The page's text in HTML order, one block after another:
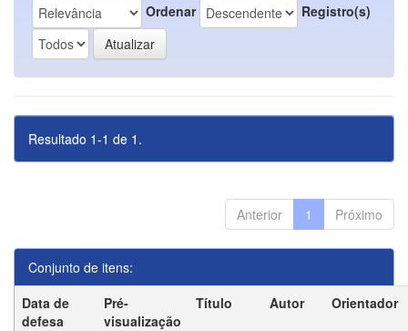
Ordenar
Registro(s)
Resultado 1-1 de 1.
Anterior 1 Próximo
Conjunto de itens:
Data de
defesa
Pré-
visualização
Título Autor Orientador